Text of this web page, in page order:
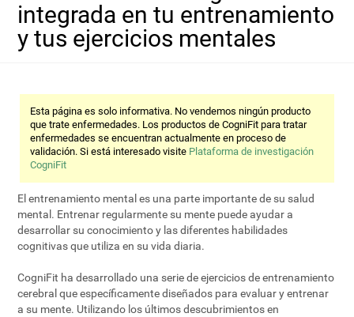
integrada en tu entrenamiento
y tus ejercicios mentales
Esta página es solo informativa. No vendemos ningún producto
que trate enfermedades. Los productos de CogniFit para tratar
enfermedades se encuentran actualmente en proceso de
validación. Si está interesado visite Plataforma de investigación
CogniFit
El entrenamiento mental es una parte importante de su salud
mental. Entrenar regularmente su mente puede ayudar a
desarrollar su conocimiento y las diferentes habilidades
cognitivas que utiliza en su vida diaria.
CogniFit ha desarrollado una serie de ejercicios de entrenamiento
cerebral que específicamente diseñados para evaluar y entrenar
a su mente. Utilizando los últimos descubrimientos en